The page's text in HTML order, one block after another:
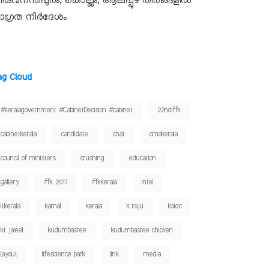
നിർദേശം
Cloud
#keralagovernment #CabinetDecision #cabinet 22ndiffk
cabinetkerala candidate chat cmokerala
council of ministers crushing education
gallery iffk 2017 iffkkerala intel
itkerala kamal kerala k raju ksidc
kt jaleel kudumbasree kudumbasree chicken
layout lifescience park link media